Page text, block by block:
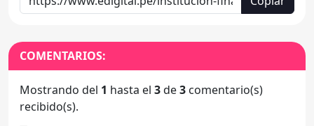
COMENTARIOS:
Mostrando del 1 hasta el 3de3 comentario(s)
recibido(s).